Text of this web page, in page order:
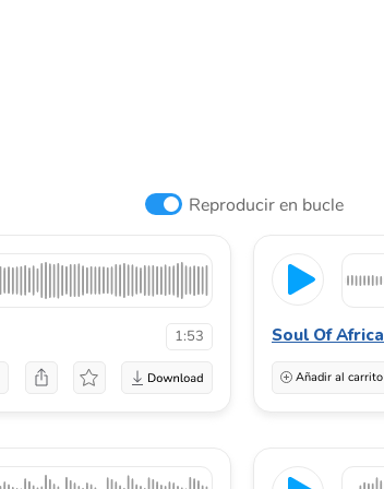
Reproducir en bucle
1:53 Soul Of Africa
Añadir al carrito